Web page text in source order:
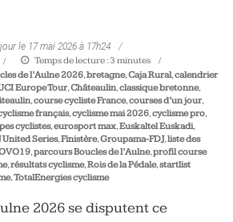
le 17 mai 2026 à 17h24
Temps de lecture :3 minutes
de l’Aulne 2026,bretagne,Caja Rural,calendrier
Europe Tour,Châteaulin,classique bretonne,
,course cycliste France,courses d’un jour,
français,cyclisme mai 2026,cyclisme pro,
cyclistes,eurosport max,Euskaltel Euskadi,
United Series,Finistère,Groupama-FDJ,liste des
,parcours Boucles de l’Aulne,profil course
,résultats cyclisme,Rois de la Pédale,startlist
,TotalEnergies cyclisme
2026 se disputent ce